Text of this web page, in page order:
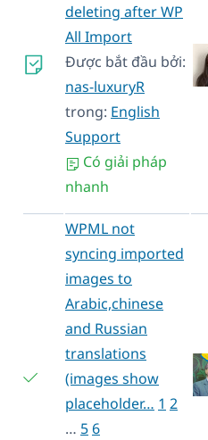
deleting after WP
All Import
Được bắt đầu bởi:
nas-luxuryR
trong: English
Support
Có giải pháp
nhanh
WPML not
syncing imported
images to
Arabic,chinese
and Russian
translations
(images show
placeholder… 1 2
… 56